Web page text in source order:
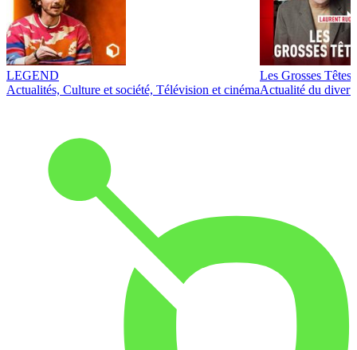
LEGEND
Actualités, Culture et société, Télévision et cinéma
Les Grosses Têtes
Actualité du